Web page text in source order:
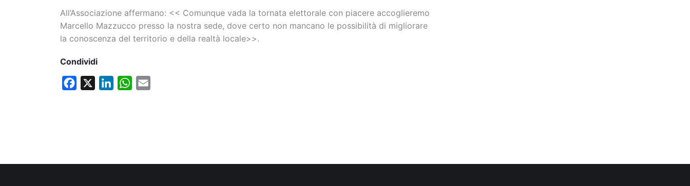
All’Associazione affermano: << Comunque vada la tornata elettorale con piacere accoglieremo
Marcello Mazzucco presso la nostra sede, dove certo non mancano le possibilità di migliorare
la conoscenza del territorio e della realtà locale>>.
Condividi
Facebook LinkedInWhatsApp